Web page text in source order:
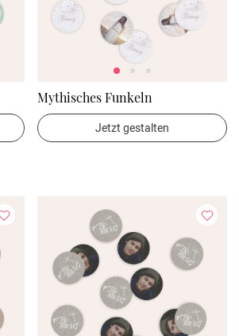
Mythisches Funkeln
Jetzt gestalten